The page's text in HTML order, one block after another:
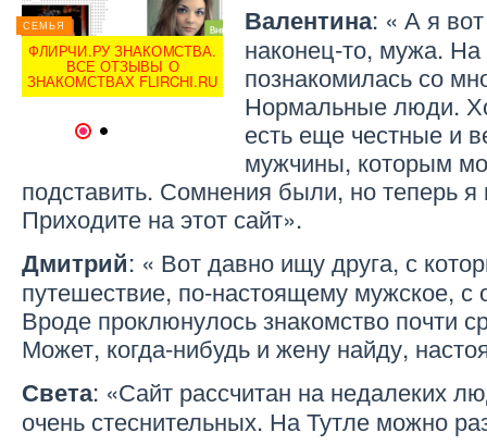
СЕМЬЯ
ФЛИРЧИ.РУ ЗНАКОМСТВА.
ВСЕ ОТЗЫВЫ О
ЗНАКОМСТВАХ FLIRCHI.RU
ХРИСТИАНСКИЕ
ЗНАКОМСТВА НА
ИНВИКТОРИ. ВСЕ ОТЗЫВЫ
О ХРИСТИАНСКИХ
ЗНАКОМСТВАХ
INVICTORY.COM
СЕМЬЯ
Валентина: « А я
наконец-то, мужа. На
познакомилась со
Нормальные люди.
есть еще честные и
мужчины, которым
подставить. Сомнения были, но теперь я
Приходите на этот сайт».
Дмитрий: « Вот давно ищу друга, с
путешествие, по-настоящему мужское, с
Вроде проклюнулось знакомство почти
Может, когда-нибудь и жену найду,
Света: «Сайт рассчитан на недалеких
очень стеснительных. На Тутле можно